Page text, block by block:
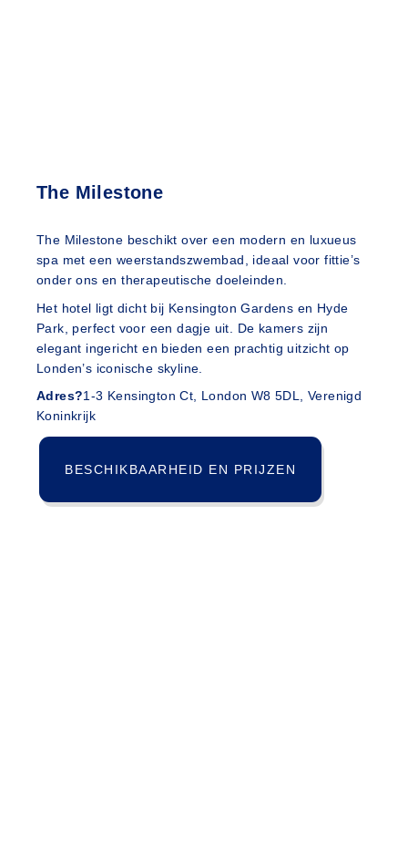
The Milestone
The Milestone beschikt over een modern en luxueus
spa met een weerstandszwembad, ideaal voor fittie’s
onder ons en therapeutische doeleinden.
Het hotel ligt dicht bij Kensington Gardens en Hyde
Park, perfect voor een dagje uit. De kamers zijn
elegant ingericht en bieden een prachtig uitzicht op
Londen’s iconische skyline.
Adres?1-3 Kensington Ct, London W8 5DL, Verenigd
Koninkrijk
BESCHIKBAARHEID EN PRIJZEN